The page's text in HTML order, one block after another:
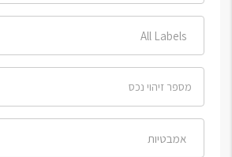
All Labels
אמבטיות